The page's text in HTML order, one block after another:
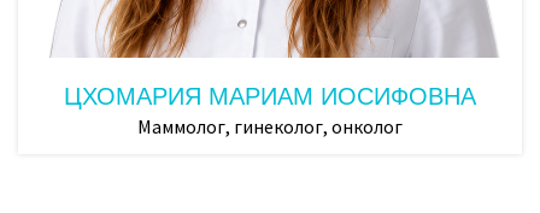
ЦХОМАРИЯ МАРИАМ ИОСИФОВНА
Маммолог, гинеколог, онколог